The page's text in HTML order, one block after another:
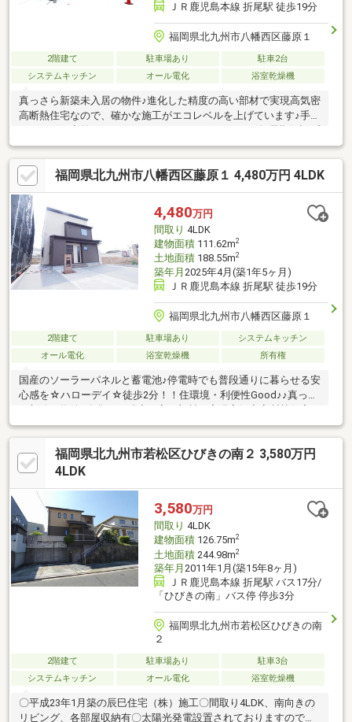
ＪＲ鹿児島本線 折尾駅 徒歩19分
福岡県北九州市八幡西区藤原１
2階建て 駐車場あり
駐車2台
システムキッチン
オール電化 浴室乾燥機
真っさら新築未入居の物件♪進化した精度の高い部材で実現高気密
高断熱住宅なので、確かな施工がエコレベルを上げています♪手入
ログラムを採用！建物品質２０年、地盤保証２０年、設備保証１
０年☆
福岡県北九州市八幡西区藤原１ 4,480万円 4LDK
4,480万円
間取り 4LDK
建物面積111.62m2
土地面積188.55m2
築年月 2025年4月(築1年5ヶ月)
ＪＲ鹿児島本線 折尾駅 徒歩19分
福岡県北九州市八幡西区藤原１
2階建て 駐車場あり
システムキッチン
オール電化
浴室乾燥機 所有権
国産のソーラーパネルと蓄電池♪停電時でも普段通りに暮らせる安
心感を☆ハローデイ☆徒歩2分！！住環境・利便性Good♪♪真っさ
ら新築の物件♪進化した精度の高い部材で実現高気密高断熱住宅な
ので、確かな施工がエコレベルを上げています♪手入れもラクで意
外とパワフルなIHクッキングヒーター付♪長期保証プログラムを採
用！建物品質２０年、地盤保証２０年、設備保証１０年☆
福岡県北九州市若松区ひびきの南２ 3,580万円
4LDK
3,580万円
間取り 4LDK
建物面積126.75m2
土地面積244.98m2
築年月 2011年1月(築15年8ヶ月)
ＪＲ鹿児島本線 折尾駅 バス17分/
「ひびきの南」バス停 停歩3分
福岡県北九州市若松区ひびきの南
２
2階建て 駐車場あり
駐車3台
システムキッチン
オール電化 浴室乾燥機
〇平成23年1月築の辰巳住宅（株）施工〇間取り4LDK、南向きの
リビング、各部屋収納有〇太陽光発電設置されておりますので、